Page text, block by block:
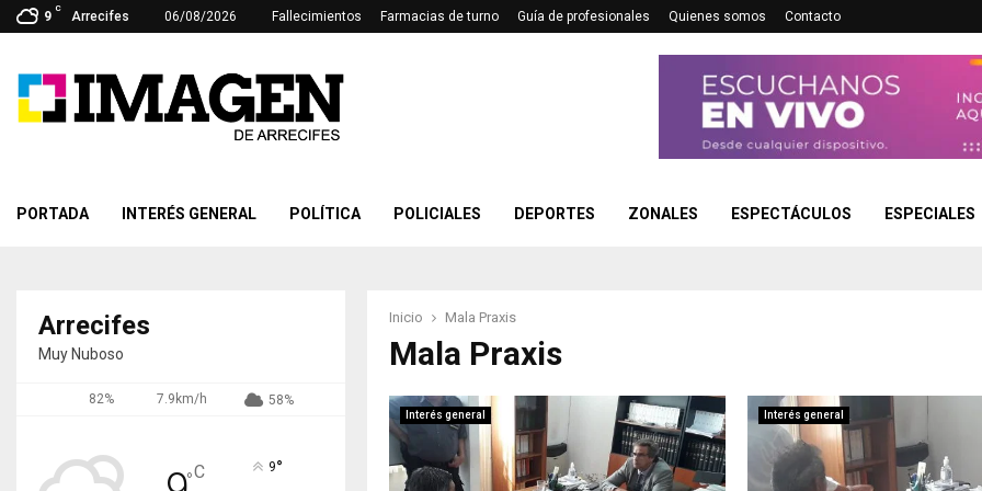
9
C
Arrecifes 06/08/2026 Fallecimientos Farmacias de turno Guía de profesionales Quienes somos Contacto
PORTADA INTERÉS GENERAL POLÍTICA POLICIALES DEPORTES ZONALES ESPECTÁCULOS ESPECIALES
Inicio Mala Praxis
Mala Praxis
Interés general Interés general
Arrecifes
Muy Nuboso
82% 7.9km/h 58%
°C 9°